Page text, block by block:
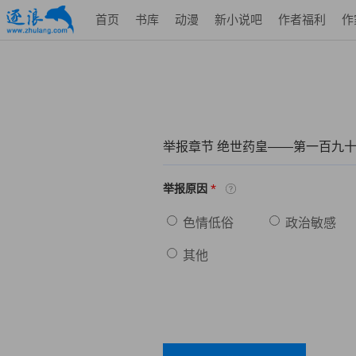
首页 书库 动漫 新小说吧 作者福利 作
举报章节 绝世药皇——第一百九
举报原因 *
色情低俗 政治敏感
其他